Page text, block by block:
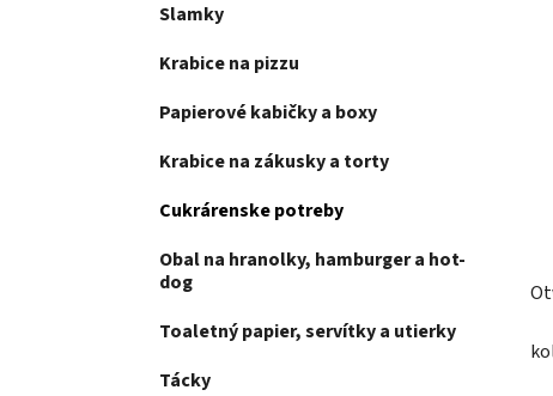
Slamky
Krabice na pizzu
Papierové kabičky a boxy
Krabice na zákusky a torty
Cukrárenske potreby
Obal na hranolky, hamburger a hot-
dog
Toaletný papier, servítky a utierky
Tácky